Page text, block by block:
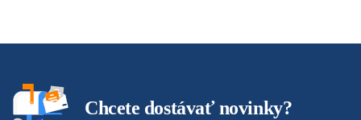
Chcete dostávať novinky?